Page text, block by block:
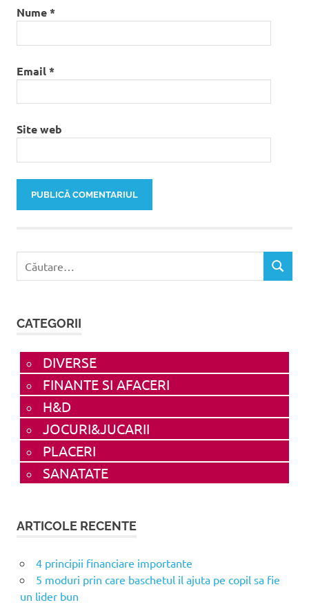
Nume*
Email*
Site web
după:
CATEGORII
DIVERSE
FINANTE SI AFACERI
H&D
JOCURI&JUCARII
PLACERI
SANATATE
ARTICOLE RECENTE
4 principii financiare importante
5 moduri prin care baschetul il ajuta pe copil sa fie
un lider bun